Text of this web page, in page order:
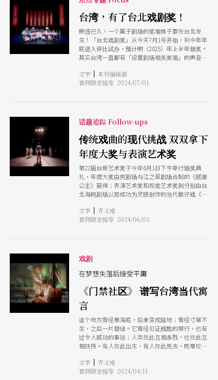
次，舞台上方的「自动」乐器，更是精髓所在，原
本看似装饰用的大小木鱼，随著风扇转动，敲敲打
打奏起乐音，若是像寺庙鼓声般响起，倒不足为
奇，相反地，乐音高高低低，采用风铃发声原理，
大小依序以丝线悬吊，简直是毕式音阶的验证，测
量过距离、调整过音阶，方能展现这一幕。 这样
的一场演出，反映出「实验剧场」这个场域该创造
到360度环绕音场的奔跑，确确实实听见乐音从左
耳跃过，再从右耳绕回的真实感受，甚至还能发现
影》，那是生平第一次发现：原来国家戏剧院的音
响如此精密，剧场表演能像电影院产生环绕音效。
而今日，再次让我体验环绕音场，十年一遇，弥足
珍贵。 在整场演出中，乐音旋律其实与梵音无
关，著实的一场音乐会，不过，若研究6个乐师演
奏，碰巧6个乐师分属6个方位，与佛教里的「六道
轮回」产生对应关系，回到生活中，木鱼的应用场
域亦以佛教为主，好似一切尽在不言中;之中，上
方风扇敲打木鱼产生的不确定性，又似乎与佛法中
的无常连结，在眼观耳听之外，又增添不少意境。
最后，终曲前灯光的设计，呼应著平时观戏，三明
三暗的演前暗语，随著环绕闪烁的光影，剧场外的
生？
台湾，有了台北戏剧奖！
睽违已久，一个属于剧场的奖项终于要在台北发
生！「台北戏剧奖」从今天7月1号开始，到今年年
底进入评比试办，预计明（2025）年上半年颁奖。
其实台湾一直都有「设置剧场相关奖项」的声音，
尼奖的颁发，既是欣羡，更是期待与期许台湾剧场
产业的成熟。本刊早在1999年5月就曾以「奖不
后，才终于盼到了这个奖的诞生。 这次，本刊从
台北市政府文化局长蔡诗萍的专访开始，切入台北
戏剧奖的缘起；也搜集了多位剧场从业人员，包含
编导、艺术行政、剧场设计、剧评人等，提出他们
对台北戏剧奖的看法与建议，期待这个奖项能带给
文字 | 本刊编辑部
官网限定报导 2024/07/01
话题追踪 Follow-ups
传统戏曲的现代挑战 双双拿下
年度大奖与表演艺术奖
第22届台新艺术奖于今年6月1日下午举行颁奖典
礼，年度大奖由穷剧场与江之翠剧场合制的《感谢
公主》获得；表演艺术奖和视觉艺术奖则分别由台
北海鸥剧场以郑成功为灵感创作的当代歌仔戏《国
舍K Tc X》获奖。3个奖项即有两组为糅和戏曲的表
演艺术作品，且不约而同地对传统形式与技艺的现
淑丽（CHEANG Shu Lea）、澳洲阿德雷德南澳美
术馆馆长萝娜．迪芬波特（Rhana Devenport
ONZM）与德国柏林Radialsystem艺术中心总监马
讨论。评审团给予《感谢公主》高度肯定，认为其
文本结构细腻，深刻展现传统梨园戏与现代剧场的
艺术特质和技法，穷剧场与江之翠剧场在各自专长
之处找寻对话与交融的空间，为当代剧场与传统戏
曲开拓新的共作可能，同时亦于艺术辩证中，体现
生命难能承受之重。（注1）《国姓之鬼》则无论
在叙事结构、演员表现与题材处理上，展现出积极
的实验性，演员本身的深厚表演功力，将形式消化
并展演出传统戏曲当代的新路径。（注2）
文字 | 齐义维
官网限定报导 2024/06/03
戏剧
在梦想失落后接受平庸
《门禁社区》 谱写台湾当代寓
言
这个地方曾经是海底，后来变成陆地；曾经寸草不
生，之后一片碧绿。它曾经见证残酷的罪行，也有
过令人感动的事迹；人类在此互相杀戮，也在此互
相扶持。有人在此出生，有人在此死去，既是坟
地。 ──纪蔚然，《门禁社区》 这是一场战战兢
兢的采访。曾在受访人的课堂内认真听取才华，赞
文字 | 齐义维
官网限定报导 2024/04/11